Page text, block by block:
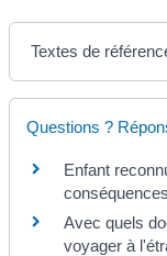
Textes de
Questions ?
Enfant
Avec quels
voyager à